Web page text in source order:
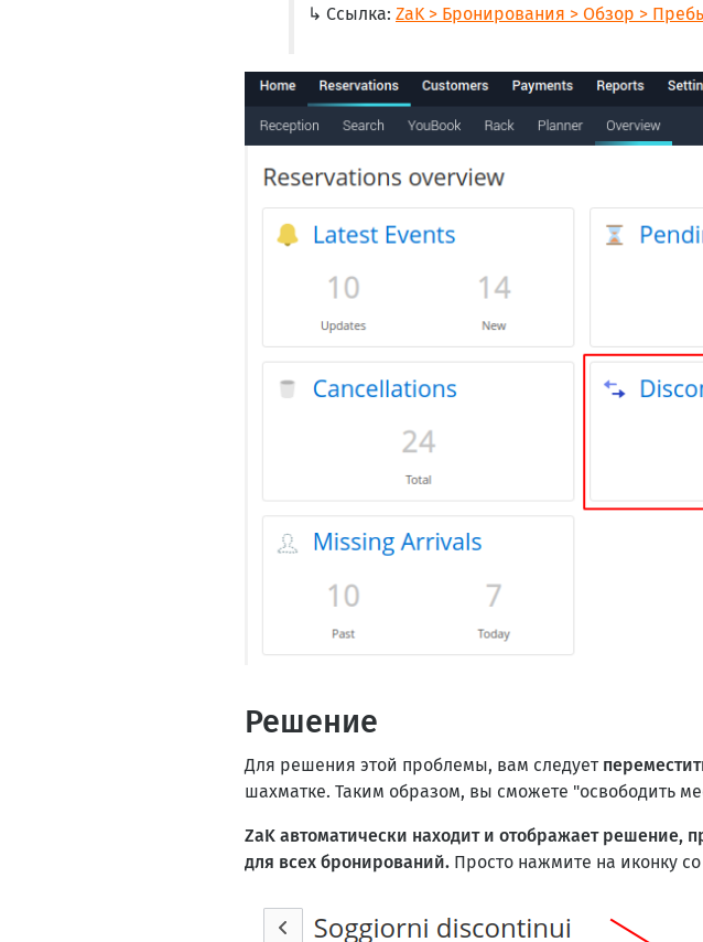
↳ Ссылка: ZaK > Бронирования > Обзор >
Решение
Для решения этой проблемы, вам следует
шахматке. Таким образом, вы сможете "освободить
ZaK автоматически находит и отображает
для всех бронирований. Просто нажмите на иконку